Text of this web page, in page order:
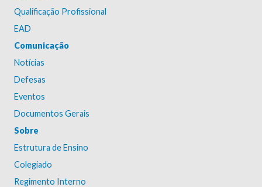
Qualificação Profissional
EAD
Comunicação
Notícias
Defesas
Eventos
Documentos Gerais
Sobre
Estrutura de Ensino
Colegiado
Regimento Interno